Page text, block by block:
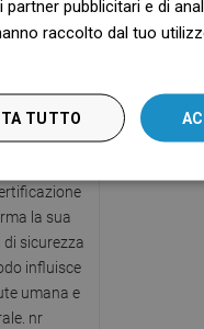
PZH
la sua
sicurezza
influisce
umana e
nr
pubblicitari e di
raccolto dal tuo
TUTTO